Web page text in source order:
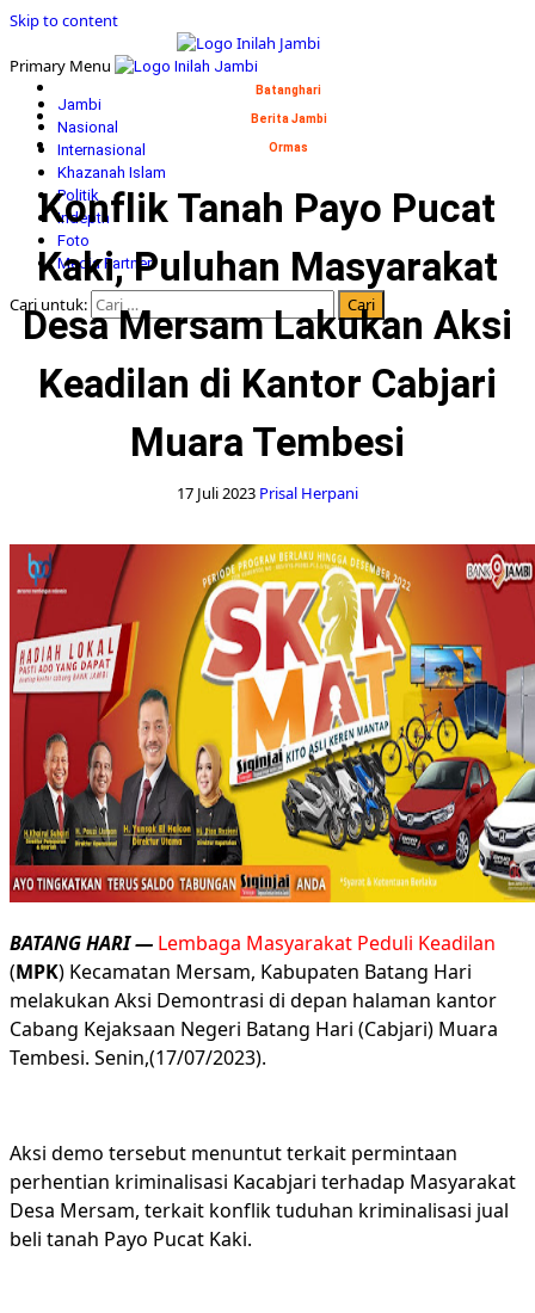
Skip to content
Primary Menu
Jambi
Nasional
Internasional
Khazanah Islam
Politik
Indepth
Foto
Media Partner
Cari untuk:
Batanghari
Berita Jambi
Ormas
Konflik Tanah Payo Pucat
Kaki, Puluhan Masyarakat
Desa Mersam Lakukan Aksi
Keadilan di Kantor Cabjari
Muara Tembesi
17 Juli 2023 Prisal Herpani
BATANG HARI — Lembaga Masyarakat Peduli Keadilan
(MPK) Kecamatan Mersam, Kabupaten Batang Hari
melakukan Aksi Demontrasi di depan halaman kantor
Cabang Kejaksaan Negeri Batang Hari (Cabjari) Muara
Tembesi. Senin,(17/07/2023).
Aksi demo tersebut menuntut terkait permintaan
perhentian kriminalisasi Kacabjari terhadap Masyarakat
Desa Mersam, terkait konflik tuduhan kriminalisasi jual
beli tanah Payo Pucat Kaki.